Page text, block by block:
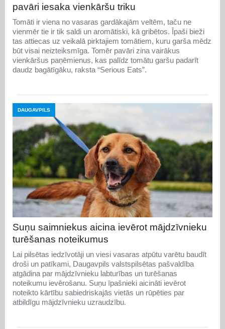
pavāri iesaka vienkāršu triku
Tomāti ir viena no vasaras gardākajām veltēm, taču ne
vienmēr tie ir tik saldi un aromātiski, kā gribētos. Īpaši bieži
tas attiecas uz veikalā pirktajiem tomātiem, kuru garša mēdz
būt visai neizteiksmīga. Tomēr pavāri zina vairākus
vienkāršus paņēmienus, kas palīdz tomātu garšu padarīt
daudz bagātīgāku, raksta “Serious Eats”.
DAUGAVPILS
Suņu saimniekus aicina ievērot mājdzīvnieku
turēšanas noteikumus
Lai pilsētas iedzīvotāji un viesi vasaras atpūtu varētu baudīt
droši un patīkami, Daugavpils valstspilsētas pašvaldība
atgādina par mājdzīvnieku labturības un turēšanas
noteikumu ievērošanu. Suņu īpašnieki aicināti ievērot
noteikto kārtību sabiedriskajās vietās un rūpēties par
atbildīgu mājdzīvnieku uzraudzību.